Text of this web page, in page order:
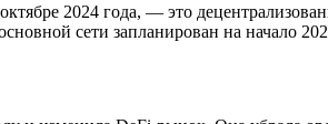
2024 года, — это
сети запланирован на начало